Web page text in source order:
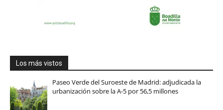
Los más vistos
Paseo Verde del Suroeste de Madrid: adjudicada la
urbanización sobre la A-5 por 56,5 millones